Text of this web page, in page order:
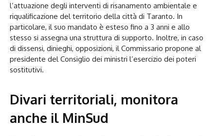
l’attuazione degli interventi di risanamento ambientale e
riqualificazione del territorio della città di Taranto. In
particolare, il suo mandato è esteso fino a 3 anni e allo
stesso si assegna una struttura di supporto. Inoltre, in caso
di dissensi, dinieghi, opposizioni, il Commissario propone al
presidente del Consiglio dei ministri l’esercizio dei poteri
sostitutivi.
Divari territoriali, monitora
anche il MinSud